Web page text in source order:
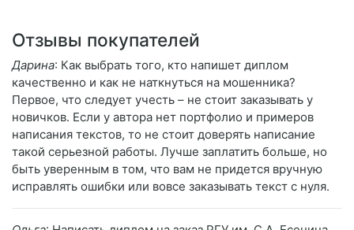
Отзывы покупателей
Дарина: Как выбрать того, кто напишет диплом
качественно и как не наткнуться на мошенника?
Первое, что следует учесть – не стоит заказывать у
новичков. Если у автора нет портфолио и примеров
написания текстов, то не стоит доверять написание
такой серьезной работы. Лучше заплатить больше, но
быть уверенным в том, что вам не придется вручную
исправлять ошибки или вовсе заказывать текст с нуля.